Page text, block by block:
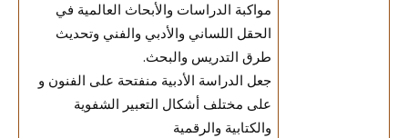
مواكبة الدراسات والأبحاث العالمية في
الحقل اللساني والأدبي والفني وتحديث
طرق التدريس والبحث.
جعل الدراسة الأدبية منفتحة على الفنون و
على مختلف أشكال التعبير الشفوية
والكتابية والرقمية